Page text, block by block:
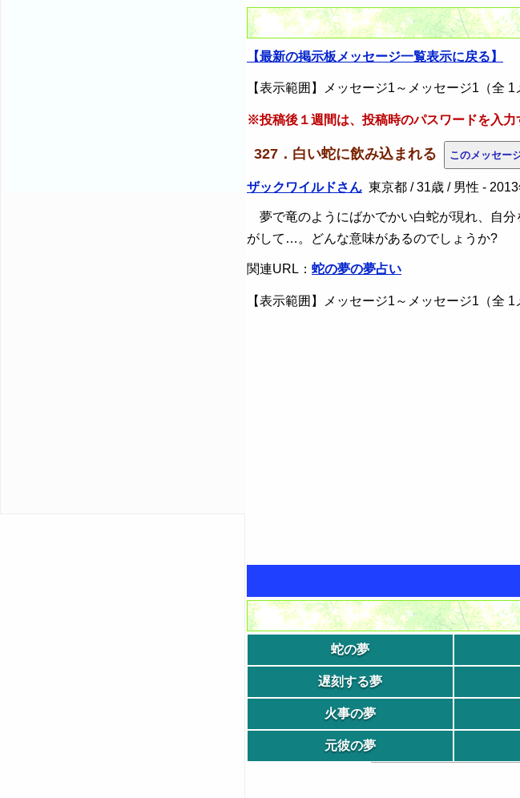
【最新の掲示板メッセージ一覧表示に戻る】
【表示範囲】メッセージ1～メッセージ1（全
※投稿後１週間は、投稿時のパスワードを入力
327．白い蛇に飲み込まれる
ザックワイルドさん 東京都 / 31歳 / 男性 -
夢で竜のようにばかでかい白蛇が現れ、自
がして…。どんな意味があるのでしょうか?
関連URL： 蛇の夢の夢占い
【表示範囲】メッセージ1～メッセージ1（全
蛇の夢
遅刻する夢
火事の夢
元彼の夢